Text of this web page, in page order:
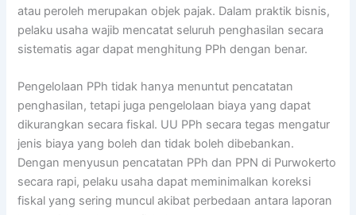
atau peroleh merupakan objek pajak. Dalam praktik bisnis,
pelaku usaha wajib mencatat seluruh penghasilan secara
sistematis agar dapat menghitung PPh dengan benar.
Pengelolaan PPh tidak hanya menuntut pencatatan
penghasilan, tetapi juga pengelolaan biaya yang dapat
dikurangkan secara fiskal. UU PPh secara tegas mengatur
jenis biaya yang boleh dan tidak boleh dibebankan.
Dengan menyusun pencatatan PPh dan PPN di Purwokerto
secara rapi, pelaku usaha dapat meminimalkan koreksi
fiskal yang sering muncul akibat perbedaan antara laporan